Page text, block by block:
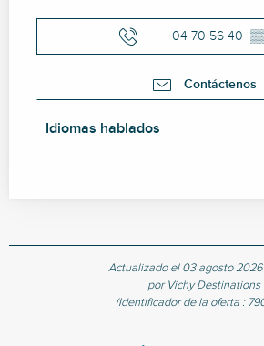
04 70 56 40
Contáctenos
Idiomas hablados
Idiomas hablados
Actualizado el 03 agosto 2026
por Vichy Destinations
(Identificador de la oferta :